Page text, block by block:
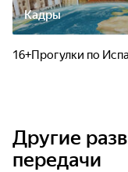
Кадры
16+Прогулки по
Другие
передачи